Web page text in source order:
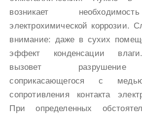
возникает
электрохимической коррозии.
внимание: даже в сухих
эффект конденсации
вызовет
соприкасающегося с
сопротивления контакта
При определенных